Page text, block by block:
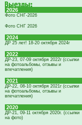
2026
Фото СНГ-2026
Фото СНГ 2026
2024
ДР 25 лет! 18-20 октября 2024г
2022
ДР-23, 07-09 октября 2022г (ссылки
на фотоальбомы, отзывы и
впечатления)
2021
ДР-22, 08-10 октября 2021г (ссылки
на фотоальбомы, отзывы и
впечатления)
2020
ДР-21, 09-11 октября 2020г. (ссылки
на фото)